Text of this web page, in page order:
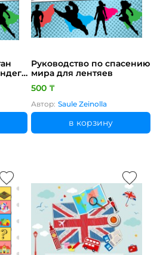
Руководство по спасению
мира для лентяев
500 ₸
Автор: Saule Zeinolla
в корзину